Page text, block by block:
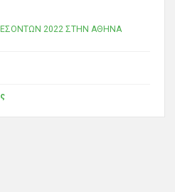
2022 ΣΤΗΝ ΑΘΗΝΑ